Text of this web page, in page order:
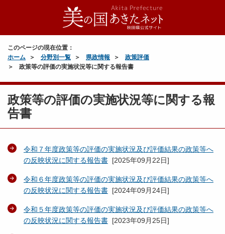
このページの現在位置：
ホーム
分野別一覧 県政情報
政策評価
政策等の評価の実施状況等に関する報告書
政策等の評価の実施状況等に関する報
告書
令和７年度政策等の評価の実施状況及び評価結果の政策等へ
の反映状況に関する報告書 [2025年09月22日]
令和６年度政策等の評価の実施状況及び評価結果の政策等へ
の反映状況に関する報告書 [2024年09月24日]
令和５年度政策等の評価の実施状況及び評価結果の政策等へ
の反映状況に関する報告書 [2023年09月25日]